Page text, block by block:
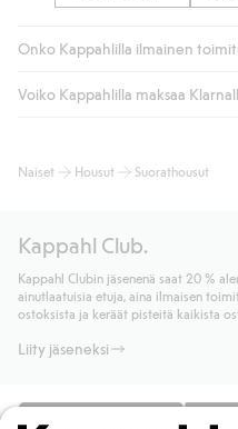
Onko Kappahlilla ilmainen
Jos olet Kappahl Clubin
kotiinkuljetusta). Toimituskulut
noutopisteeseen tai
kotiinkuljetuksella 6,99 €,
Lue lisää
Voiko Kappahlilla maksaa
maksutavat, kuten laskun,
Lisätietoja Klarnan
Lue lisää
Naiset Housut Suorathousut
Kappahl Club.
Kappahl Clubin jäsenenä saat 20 %
ainutlaatuisia etuja, aina ilmaisen
ostoksista ja keräät pisteitä kaikista
Liity jäseneksi